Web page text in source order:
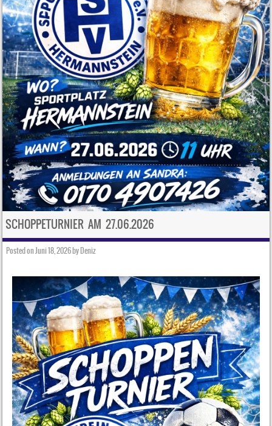
SCHOPPETURNIER AM 27.06.2026
Posted onJuni 18, 2026byDeniz